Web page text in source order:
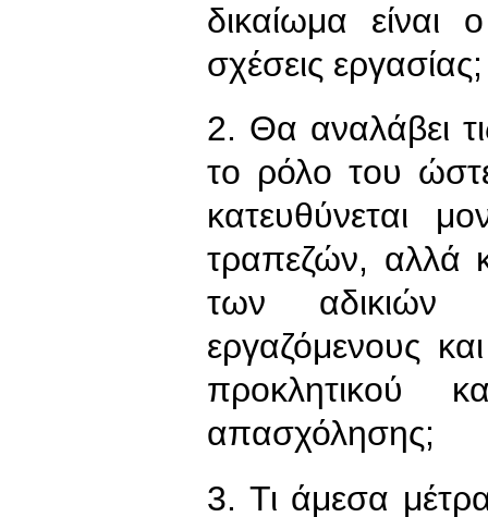
δικαίωμα είναι
σχέσεις εργασίας;
2. Θα αναλάβει
το ρόλο του
κατευθύνεται
τραπεζών, αλλά
των αδικιών
εργαζόμενους
προκλητικού
απασχόλησης;
3. Τι άμεσα